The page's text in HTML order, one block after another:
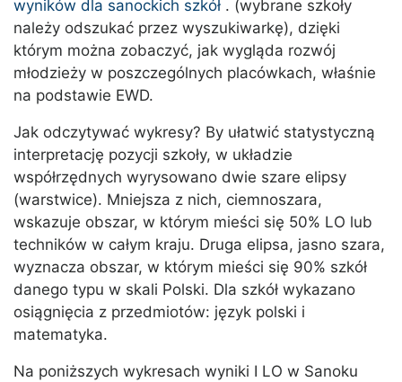
wyników dla sanockich szkół . (wybrane szkoły
należy odszukać przez wyszukiwarkę), dzięki
którym można zobaczyć, jak wygląda rozwój
młodzieży w poszczególnych placówkach, właśnie
na podstawie EWD.
Jak odczytywać wykresy? By ułatwić statystyczną
interpretację pozycji szkoły, w układzie
współrzędnych wyrysowano dwie szare elipsy
(warstwice). Mniejsza z nich, ciemnoszara,
wskazuje obszar, w którym mieści się 50% LO lub
techników w całym kraju. Druga elipsa, jasno szara,
wyznacza obszar, w którym mieści się 90% szkół
danego typu w skali Polski. Dla szkół wykazano
osiągnięcia z przedmiotów: język polski i
matematyka.
Na poniższych wykresach wyniki I LO w Sanoku